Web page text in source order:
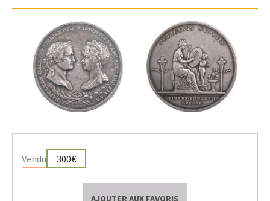
Vendu 300€
AJOUTER AUX FAVORIS